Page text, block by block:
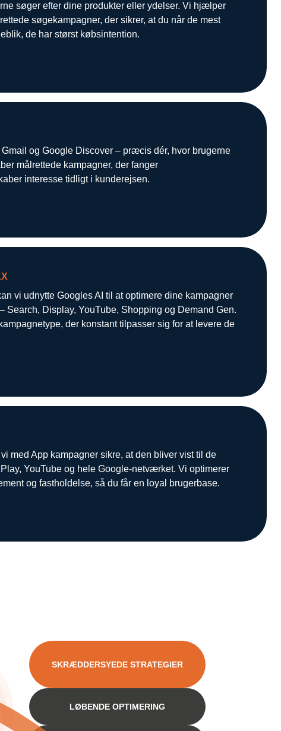
søger efter dine produkter eller ydelser. Vi hjælper
søgekampagner, der sikrer, at du når de mest
de har størst købsintention.
og Google Discover – præcis dér, hvor brugerne
målrettede kampagner, der fanger
interesse tidligt i kunderejsen.
vi udnytte Googles AI til at optimere dine kampagner
Search, Display, YouTube, Shopping og Demand Gen.
der konstant tilpasser sig for at levere de
med App kampagner sikre, at den bliver vist til de
YouTube og hele Google-netværket. Vi optimerer
og fastholdelse, så du får en loyal brugerbase.
SKRÆDDERSYEDE STRATEGIER
LØBENDE OPTIMERING